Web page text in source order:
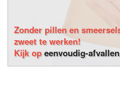
Zonder pillen en
zweet te werken!
Kijk opeenvoudig-